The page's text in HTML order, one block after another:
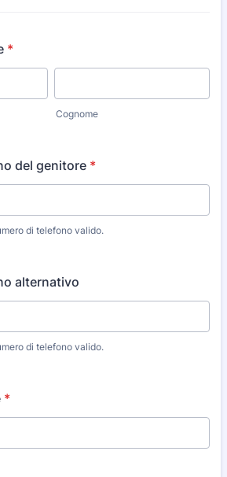
*
Cognome
del genitore *
di telefono valido.
alternativo
di telefono valido.
*